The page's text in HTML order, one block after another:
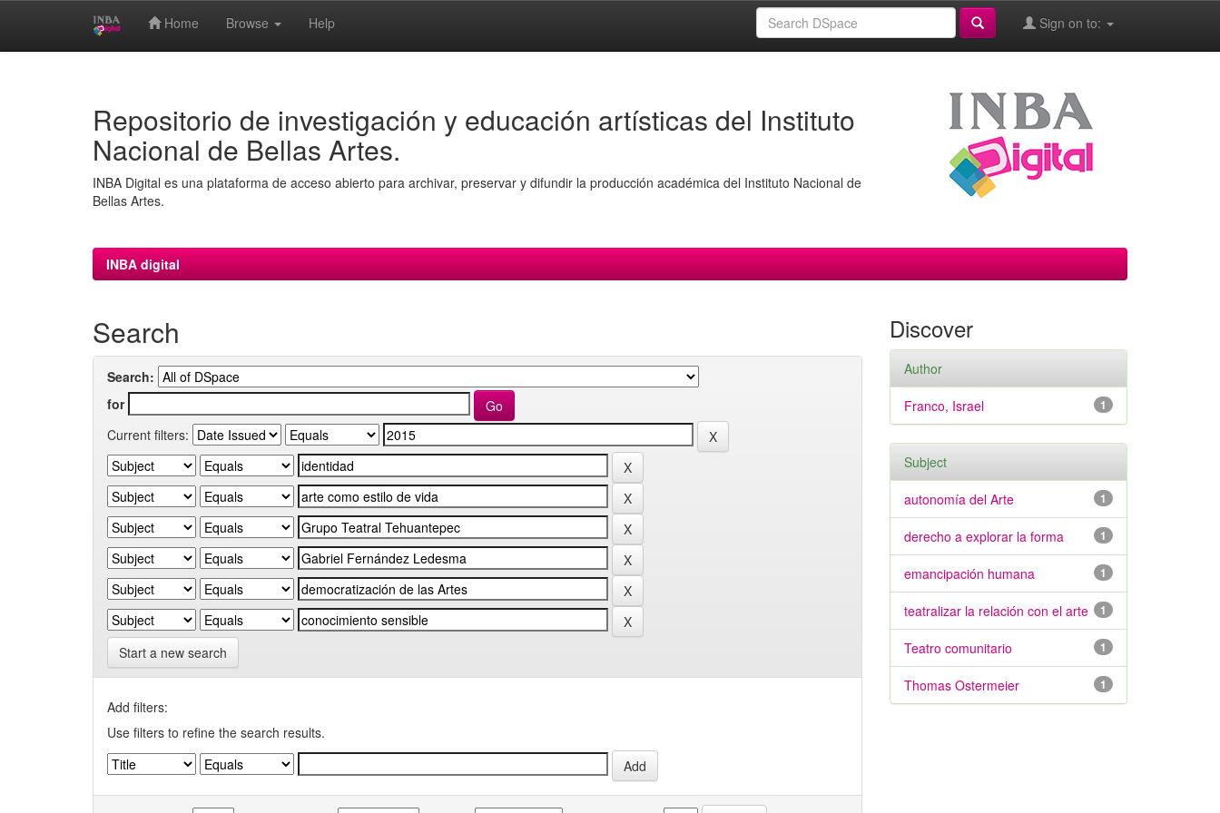
Home Browse Help Sign on to:
Repositorio de investigación y educación artísticas del Instituto
Nacional de Bellas Artes.
INBA Digital es una plataforma de acceso abierto para archivar, preservar y difundir la producción académica del Instituto Nacional de
Bellas Artes.
INBA digital
Search
Search:
for
Current filters:
Start a new search
Add filters:
Use filters to refine the search results.
Discover
Author
1
Franco, Israel
Subject
1
autonomía del Arte
1
derecho a explorar la forma
1
emancipación humana
1
teatralizar la relación con el arte
1
Teatro comunitario
1
Thomas Ostermeier